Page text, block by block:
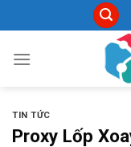
to
content
TIN TỨC
Proxy Lốp